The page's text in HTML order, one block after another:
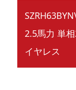
2.5馬力 単
イヤレス